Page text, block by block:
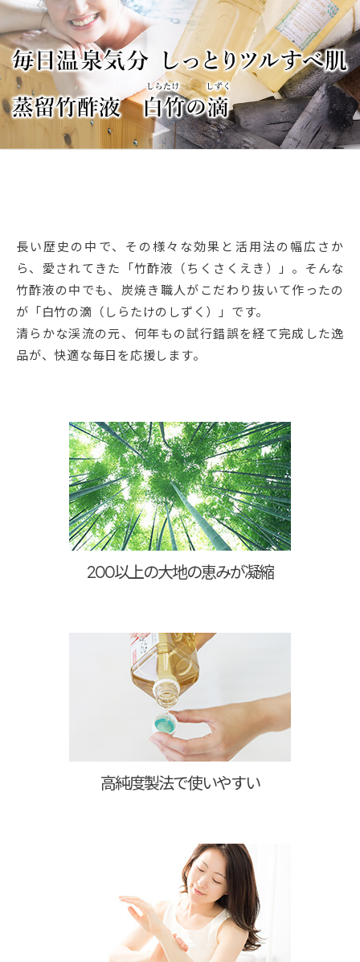
長い歴史の中で、その様々な効果と活用法の幅広さか
ら、愛されてきた「竹酢液（ちくさくえき）」。そんな
竹酢液の中でも、炭焼き職人がこだわり抜いて作ったの
が「白竹の滴（しらたけのしずく）」です。
清らかな渓流の元、何年もの試行錯誤を経て完成した逸
品が、快適な毎日を応援します。
200以上の大地の恵みが凝縮
高純度製法で使いやすい